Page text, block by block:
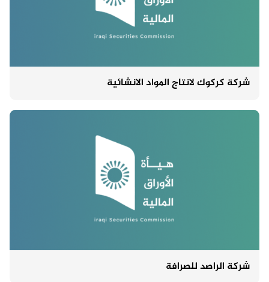
شركة كركوك لانتاج المواد الانشائية
شركة الراصد للصرافة